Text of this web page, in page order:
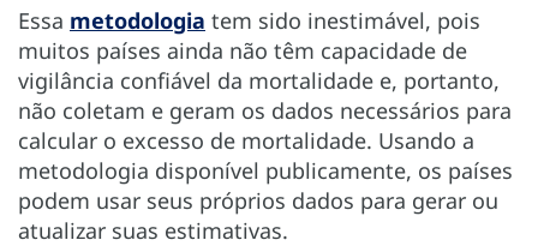
Essa metodologia tem sido inestimável, pois
muitos países ainda não têm capacidade de
vigilância confiável da mortalidade e, portanto,
não coletam e geram os dados necessários para
calcular o excesso de mortalidade. Usando a
metodologia disponível publicamente, os países
podem usar seus próprios dados para gerar ou
atualizar suas estimativas.